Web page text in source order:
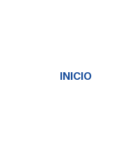
INICIO